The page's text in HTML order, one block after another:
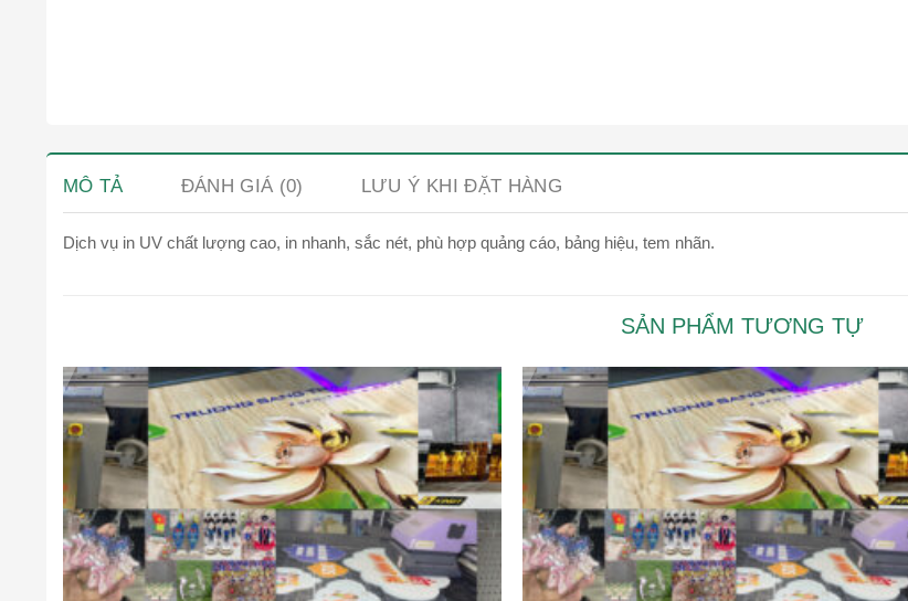
MÔ TẢ ĐÁNH GIÁ (0) LƯU Ý KHI ĐẶT HÀNG
Dịch vụ in UV chất lượng cao, in nhanh, sắc nét, phù hợp quảng cáo, bảng hiệu, tem nhãn.
SẢN PHẨM TƯƠNG TỰ